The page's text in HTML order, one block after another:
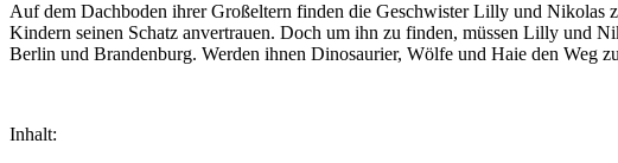
Auf dem Dachboden ihrer Großeltern finden die Geschwister Lilly und Nikolas
Kindern seinen Schatz anvertrauen. Doch um ihn zu finden, müssen Lilly und
Berlin und Brandenburg. Werden ihnen Dinosaurier, Wölfe und Haie den Weg
Inhalt: